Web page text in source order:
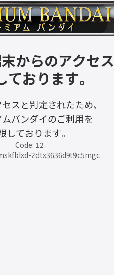
からのアクセ
ております。
スと判定されたため、
バンダイのご利用を
しております。
Code: 12
2dtx3636d9t9c5mgc